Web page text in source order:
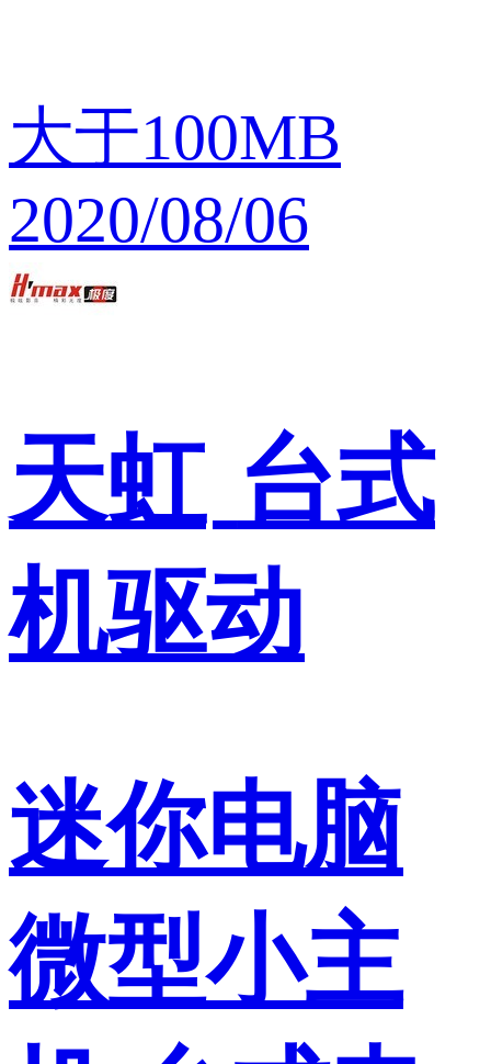
大于100MB
2020/08/06
天虹 台式
机驱动
迷你电脑
微型小主